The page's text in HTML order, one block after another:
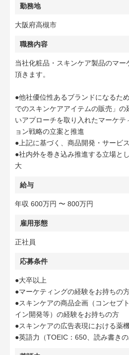
勤務地
大阪府高槻市
職務内容
当社化粧品・スキンケア製品のマー
頂きます。
●他社優位性あるブランドになるた
でのスキンケアアイテムの販売」の
いアプローチを取り入れたマーケテ
ョン戦略の立案と推進
●上記に基づく、商品開発・サービ
●社内外を巻き込み推進する立場と
大
給与
年収 600万円 〜 800万円
雇用形態
正社員
応募条件
●大卒以上
●マーケティングの経験をお持ちの
●スキンケアの商品企画（コンセプ
イン開発等）の経験をお持ちの方
●スキンケアの広告表現における薬
●英語力（TOEIC：650、読み書きの